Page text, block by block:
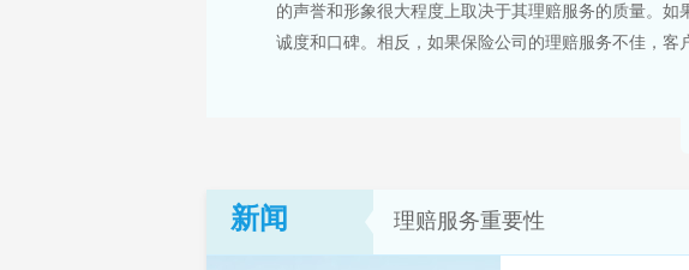
的声誉和形象很大程度上取决于其理赔服务的质量。
诚度和口碑。相反，如果保险公司的理赔服务不佳，客
新闻 理赔服务重要性